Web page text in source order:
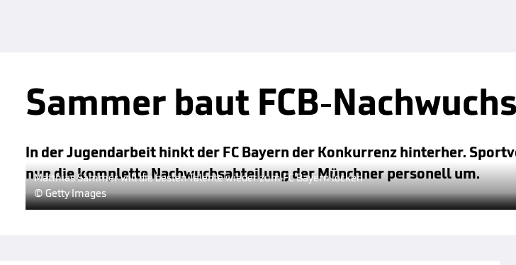
Sammer baut FCB-
In der Jugendarbeit hinkt der FC Bayern der Konkurrenz hinterher.
nun die komplette Nachwuchsabteilung der Münchner personell um.
Matthias Sammer will die besten Talente wieder zum FC Bayern locken
© Getty Images